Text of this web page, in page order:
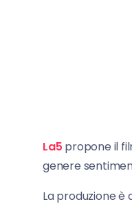
La5 propone il
genere
La produzione è